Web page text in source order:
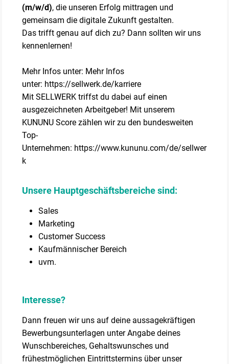
(m/w/d), die unseren Erfolg mittragen und
gemeinsam die digitale Zukunft gestalten.
Das trifft genau auf dich zu? Dann sollten wir uns
kennenlernen!
Mehr Infos unter: Mehr Infos
unter: https://sellwerk.de/karriere
Mit SELLWERK triffst du dabei auf einen
ausgezeichneten Arbeitgeber! Mit unserem
KUNUNU Score zählen wir zu den bundesweiten
Top-
Unternehmen: https://www.kununu.com/de/sellwer
k
Unsere Hauptgeschäftsbereiche sind:
Sales
Marketing
Customer Success
Kaufmännischer Bereich
uvm.
Interesse?
Dann freuen wir uns auf deine aussagekräftigen
Bewerbungsunterlagen unter Angabe deines
Wunschbereiches, Gehaltswunsches und
frühestmöglichen Eintrittstermins über unser